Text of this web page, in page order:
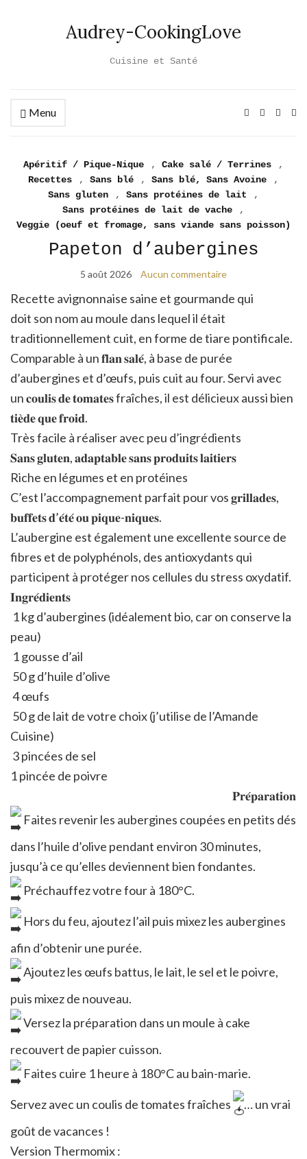
Audrey-CookingLove
Cuisine et Santé
Menu
Apéritif / Pique-Nique , Cake salé / Terrines
,
Recettes
, Sans blé , Sans blé, Sans Avoine
,
Sans gluten
, Sans protéines de lait
,
Sans protéines de lait de vache
,
Veggie (oeuf et fromage, sans viande sans poisson)
Papeton d’aubergines
5 août 2026 Aucun commentaire
Recette avignonnaise saine et gourmande qui
doit son nom au moule dans lequel il était
traditionnellement cuit, en forme de tiare pontificale.
Comparable à un 𝐟𝐥𝐚𝐧 𝐬𝐚𝐥𝐞́, à base de purée
d’aubergines et d’œufs, puis cuit au four. Servi avec
un 𝐜𝐨𝐮𝐥𝐢𝐬 𝐝𝐞 𝐭𝐨𝐦𝐚𝐭𝐞𝐬 fraîches, il est délicieux aussi bien
𝐭𝐢𝐞̀𝐝𝐞 𝐪𝐮𝐞 𝐟𝐫𝐨𝐢𝐝.
Très facile à réaliser avec peu d’ingrédients
𝐒𝐚𝐧𝐬 𝐠𝐥𝐮𝐭𝐞𝐧, 𝐚𝐝𝐚𝐩𝐭𝐚𝐛𝐥𝐞 𝐬𝐚𝐧𝐬 𝐩𝐫𝐨𝐝𝐮𝐢𝐭𝐬 𝐥𝐚𝐢𝐭𝐢𝐞𝐫𝐬
Riche en légumes et en protéines
C’est l’accompagnement parfait pour vos 𝐠𝐫𝐢𝐥𝐥𝐚𝐝𝐞𝐬,
𝐛𝐮𝐟𝐟𝐞𝐭𝐬 𝐝’𝐞́𝐭𝐞́ 𝐨𝐮 𝐩𝐢𝐪𝐮𝐞-𝐧𝐢𝐪𝐮𝐞𝐬.
L’aubergine est également une excellente source de
fibres et de polyphénols, des antioxydants qui
participent à protéger nos cellules du stress oxydatif.
𝐈𝐧𝐠𝐫𝐞́𝐝𝐢𝐞𝐧𝐭𝐬
1 kg d’aubergines (idéalement bio, car on conserve la
peau)
1 gousse d’ail
50 g d’huile d’olive
4 œufs
50 g de lait de votre choix (j’utilise de l’Amande
Cuisine)
3 pincées de sel
1 pincée de poivre
𝐏𝐫𝐞́𝐩𝐚𝐫𝐚𝐭𝐢𝐨𝐧
Faites revenir les aubergines coupées en petits dés
dans l’huile d’olive pendant environ 30 minutes,
jusqu’à ce qu’elles deviennent bien fondantes.
Préchauffez votre four à 180°C.
Hors du feu, ajoutez l’ail puis mixez les aubergines
afin d’obtenir une purée.
Ajoutez les œufs battus, le lait, le sel et le poivre,
puis mixez de nouveau.
Versez la préparation dans un moule à cake
recouvert de papier cuisson.
Faites cuire 1 heure à 180°C au bain-marie.
Servez avec un coulis de tomates fraîches
… un vrai
goût de vacances !
Version Thermomix :